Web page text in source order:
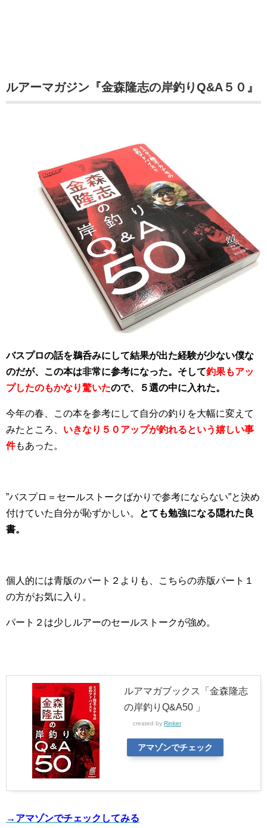
ルアーマガジン『金森隆志の岸釣りQ&A５０』
バスプロの話を鵜呑みにして結果が出た経験が少ない僕な
のだが、この本は非常に参考になった。そして釣果もアッ
プしたのもかなり驚いたので、５選の中に入れた。
今年の春、この本を参考にして自分の釣りを大幅に変えて
みたところ、 いきなり５０アップが釣れるという嬉しい事
件もあった。
”バスプロ＝セールストークばかりで参考にならない”と決め
付けていた自分が恥ずかしい。
とても勉強になる隠れた良
書。
個人的には青版のパート２よりも、こちらの赤版パート１
の方がお気に入り。
パート２は少しルアーのセールストークが強め。
ルアマガブックス「金森隆志
の岸釣りQ&A50 」
created by Rinker
アマゾンでチェック
→アマゾンでチェックしてみる